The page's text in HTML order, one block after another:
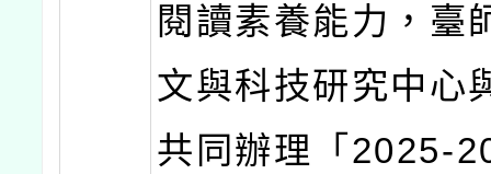
閱讀素養能力，臺
文與科技研究中心
共同辦理「2025-